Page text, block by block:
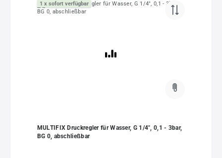
1 x sofort verfügbar
MULTIFIX Druckregler für Wasser, G 1/4", 0,1 - 3bar,
BG 0, abschließbar